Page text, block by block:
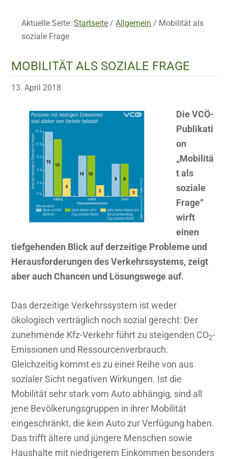
Aktuelle Seite:Startseite / Allgemein / Mobilität als
soziale Frage
MOBILITÄT ALS SOZIALE FRAGE
13. April 2018
Die VCÖ-
Publikati
on
„Mobilitä
t als
soziale
Frage“
wirft
einen
tiefgehenden Blick auf derzeitige Probleme und
Herausforderungen des Verkehrssystems, zeigt
aber auch Chancen und Lösungswege auf.
Das derzeitige Verkehrssystem ist weder
ökologisch verträglich noch sozial gerecht: Der
zunehmende Kfz-Verkehr führt zu steigenden CO2-
Emissionen und Ressourcenverbrauch.
Gleichzeitig kommt es zu einer Reihe von aus
sozialer Sicht negativen Wirkungen. Ist die
Mobilität sehr stark vom Auto abhängig, sind all
jene Bevölkerungsgruppen in ihrer Mobilität
eingeschränkt, die kein Auto zur Verfügung haben.
Das trifft ältere und jüngere Menschen sowie
Haushalte mit niedrigerem Einkommen besonders